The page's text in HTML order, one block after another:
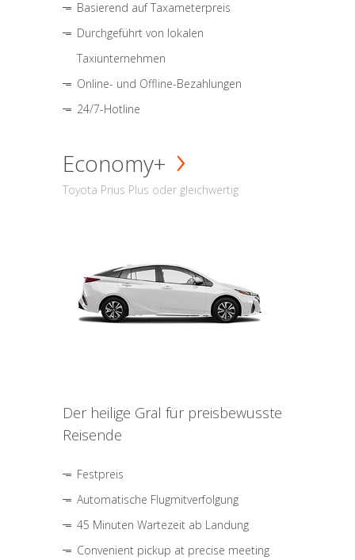
Basierend auf Taxameterpreis
Durchgeführt von lokalen
Taxiunternehmen
Online- und Offline-Bezahlungen
24/7-Hotline
Economy+
Toyota Prius Plus oder gleichwertig
Der heilige Gral für preisbewusste
Reisende
Festpreis
Automatische Flugmitverfolgung
45 Minuten Wartezeit ab Landung
Convenient pickup at precise meeting